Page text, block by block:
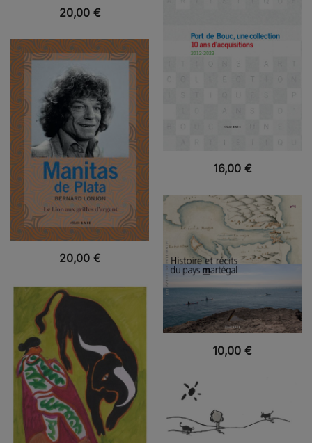
VUE RAPIDE
20,00 €
VUE RAPIDE
16,00 €
VUE RAPIDE
20,00 €
VUE RAPIDE
10,00 €